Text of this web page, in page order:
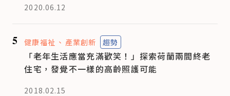
2020.06.12
5 健康福祉 產業創新 趨勢
「老年生活應當充滿歡笑！」探索荷蘭兩間終老
住宅，發覺不一樣的高齡照護可能
2018.02.15